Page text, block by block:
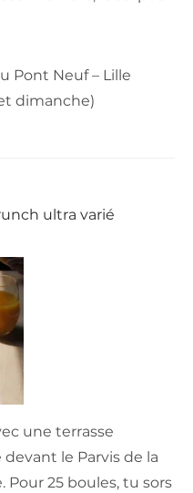
Pont Neuf – Lille
dimanche)
ultra varié
une terrasse
le Parvis de la
Pour 25 boules, tu sors